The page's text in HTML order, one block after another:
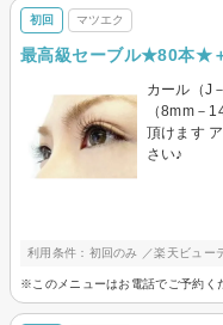
初回 マツエク
最高級セーブル★80本★
カール（J
（8mm－
頂けます
さい♪
利用条件：初回のみ ／楽天ビュー
※このメニューはお電話でご予約く